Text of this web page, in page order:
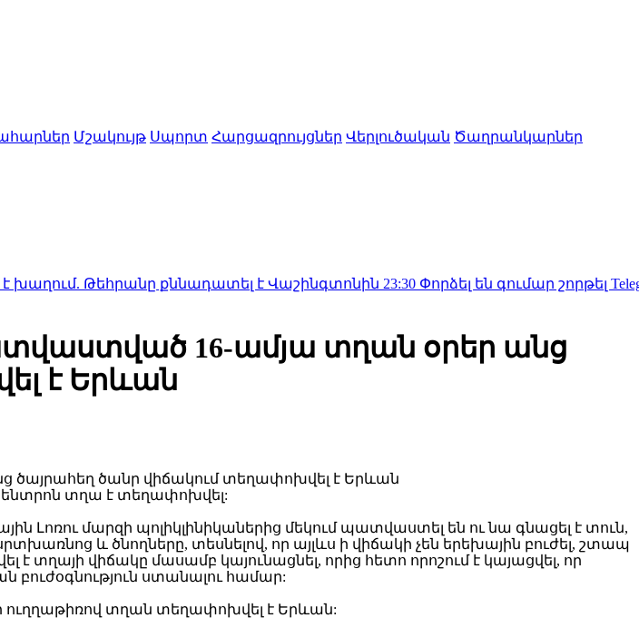
Մշակույթ Սպորտ Հարցազրույցներ Վերլուծական Ծաղրանկարներ
քննադատել է Վաշինգտոնին23:30Փորձել են գումար շորթել Telegram-ի
16-ամյա տղան օրեր անց
է Երևան
տղա է տեղափոխվել:
Լոռու մարզի պոլիկլինիկաներից մեկում պատվաստել են ու նա գնացել է տուն,
և ծնողները, տեսնելով, որ այլևս ի վիճակի չեն երեխային բուժել, շտապ
տղայի վիճակը մասամբ կայունացնել, որից հետո որոշում է կայացվել, որ
ստանալու համար:
ուղղաթիռով տղան տեղափոխվել է Երևան: